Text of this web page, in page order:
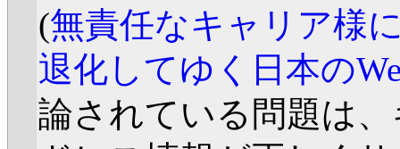
(無責任なキャリア様
退化してゆく日本の
論されている問題は